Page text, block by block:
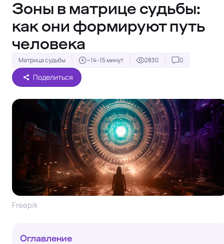
Зоны в матрице судьбы:
как они формируют путь
человека
Матрица судьбы ~14–15 минут 2830 0
Поделиться
Freepik
Оглавление